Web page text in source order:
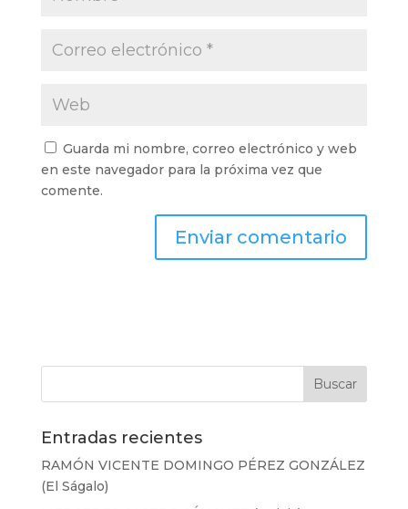
Guarda mi nombre, correo electrónico y web
en este navegador para la próxima vez que
comente.
Entradas recientes
RAMÓN VICENTE DOMINGO PÉREZ GONZÁLEZ
(El Ságalo)